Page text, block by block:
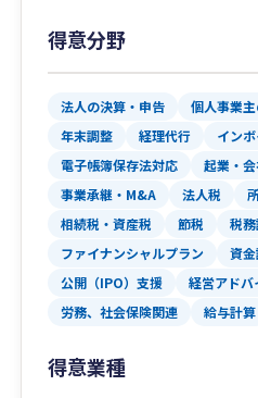
得意分野
法人の決算・申告 個人事業
年末調整
経理代行
イン
電子帳簿保存法対応
起業・
事業承継・M&A
法人税
相続税・資産税
節税
税
ファイナンシャルプラン
資
公開（IPO）支援
経営アドバ
労務、社会保険関連
給与計算
得意業種